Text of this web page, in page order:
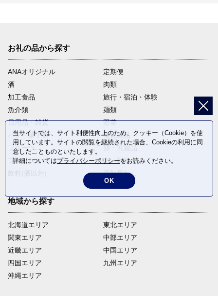
お礼の品から探す
ANAオリジナル
定期便
酒
肉類
加工食品
旅行・宿泊・体験
魚介類
麺類
日用品・雑貨
野菜
パン・菓子類
電化製品
フルーツ
卵・乳製品
ファッション
米・穀物
返礼品なし
地域から探す
北海道エリア
関東エリア
近畿エリア
四国エリア
沖縄エリア
東北エリア
中部エリア
中国エリア
九州エリア
当サイトでは、サイト利便性向上のため、クッキー（Cookie）を使
用しています。サイトの閲覧を継続された場合、Cookieの利用に同
意したことものといたします。
詳細についてはプライバシーポリシーをお読みください。
OK